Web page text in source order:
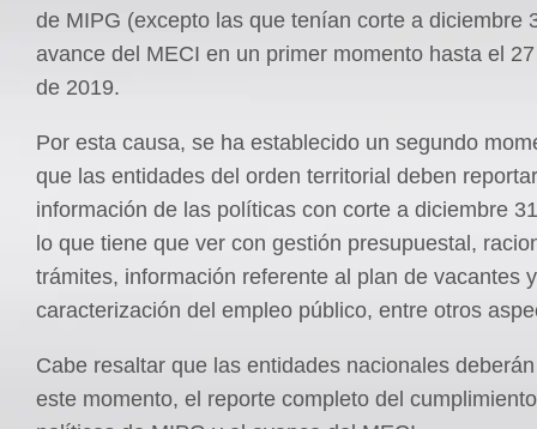
de MIPG (excepto las que tenían corte a diciembre
avance del MECI en un primer momento hasta el
de 2019.
Por esta causa, se ha establecido un segundo
que las entidades del orden territorial deben
información de las políticas con corte a diciembre
lo que tiene que ver con gestión presupuestal,
trámites, información referente al plan de vacantes y
caracterización del empleo público, entre otros
Cabe resaltar que las entidades nacionales
este momento, el reporte completo del